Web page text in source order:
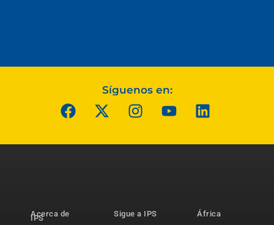
Síguenos en:
Acerca de
IPS
Sigue a IPS
África